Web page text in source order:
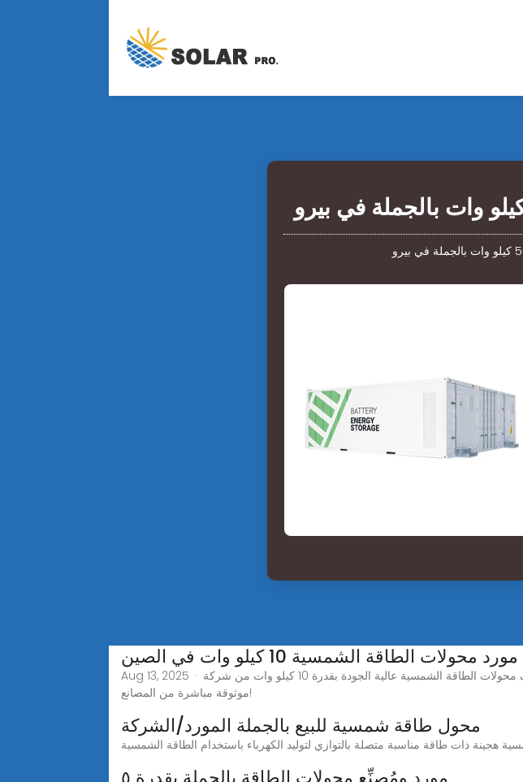
مورد محولات الطاقة الشمسية 10 كيلو وات في الصين
Aug 13, 2025 · اكتشف محولات الطاقة الشمسية عالية الجودة بقدرة 10 كيلو وات من شركة SUG New Energy المحدودة، موردك الموثوق بالجملة. تواصل معنا لتحصل على منتجات
موثوقة مباشرة من المصانع!
محول طاقة شمسية للبيع بالجملة المورد/الشركة